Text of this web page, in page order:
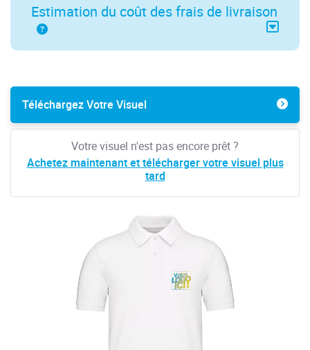
Estimation du coût des frais de livraison
Téléchargez Votre Visuel
Votre visuel n'est pas encore prêt ?
Achetez maintenant et télécharger votre visuel plus
tard